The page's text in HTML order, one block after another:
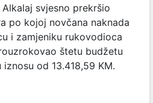
svjesno prekršio
po kojoj novčana naknada
i zamjeniku rukovodioca
štetu budžetu
od 13.418,59 KM.